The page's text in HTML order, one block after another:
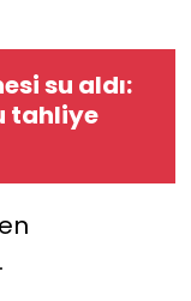
su aldı:
tahliye